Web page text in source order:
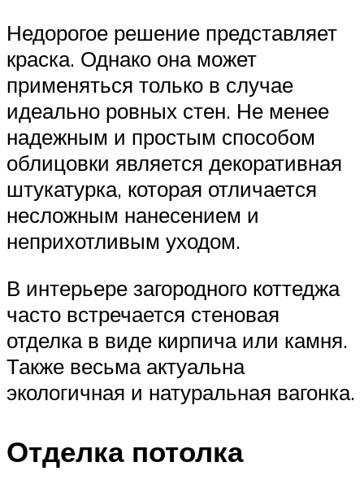
Недорогое решение представляет
краска. Однако она может
применяться только в случае
идеально ровных стен. Не менее
надежным и простым способом
облицовки является декоративная
штукатурка, которая отличается
несложным нанесением и
неприхотливым уходом.
В интерьере загородного коттеджа
часто встречается стеновая
отделка в виде кирпича или камня.
Также весьма актуальна
экологичная и натуральная вагонка.
Отделка потолка